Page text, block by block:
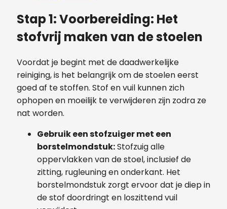
Stap 1: Voorbereiding: Het
stofvrij maken van de stoelen
Voordat je begint met de daadwerkelijke
reiniging, is het belangrijk om de stoelen eerst
goed af te stoffen. Stof en vuil kunnen zich
ophopen en moeilijk te verwijderen zijn zodra ze
nat worden.
Gebruik een stofzuiger met een
borstelmondstuk:Stofzuig alle
oppervlakken van de stoel, inclusief de
zitting, rugleuning en onderkant. Het
borstelmondstuk zorgt ervoor dat je diep in
de stof doordringt en loszittend vuil